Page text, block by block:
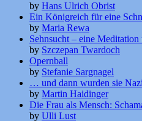
by Hans Ulrich Obrist
Ein Königreich für eine
by Maria Rewa
Sehnsucht – eine Meditation
by Szczepan Twardoch
Opernball
by Stefanie Sargnagel
… und dann wurden sie
by Martin Haidinger
Die Frau als Mensch:
by Ulli Lust